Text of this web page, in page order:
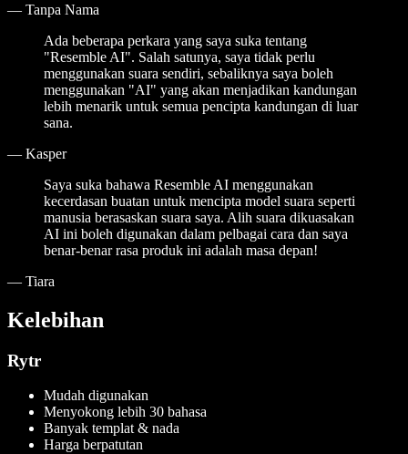
— Tanpa Nama
Ada beberapa perkara yang saya suka tentang
"Resemble AI". Salah satunya, saya tidak perlu
menggunakan suara sendiri, sebaliknya saya boleh
menggunakan "AI" yang akan menjadikan kandungan
lebih menarik untuk semua pencipta kandungan di luar
sana.
— Kasper
Saya suka bahawa Resemble AI menggunakan
kecerdasan buatan untuk mencipta model suara seperti
manusia berasaskan suara saya. Alih suara dikuasakan
AI ini boleh digunakan dalam pelbagai cara dan saya
benar-benar rasa produk ini adalah masa depan!
— Tiara
Kelebihan
Rytr
Mudah digunakan
Menyokong lebih 30 bahasa
Banyak templat & nada
Harga berpatutan